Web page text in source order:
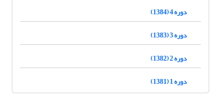
دوره 4 (1384)
دوره 3 (1383)
دوره 2 (1382)
دوره 1 (1381)